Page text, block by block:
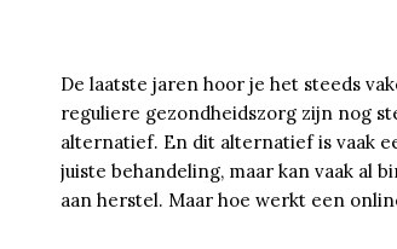
De laatste jaren hoor je het steeds
reguliere gezondheidszorg zijn nog
alternatief. En dit alternatief is vaak
juiste behandeling, maar kan vaak al
aan herstel. Maar hoe werkt een